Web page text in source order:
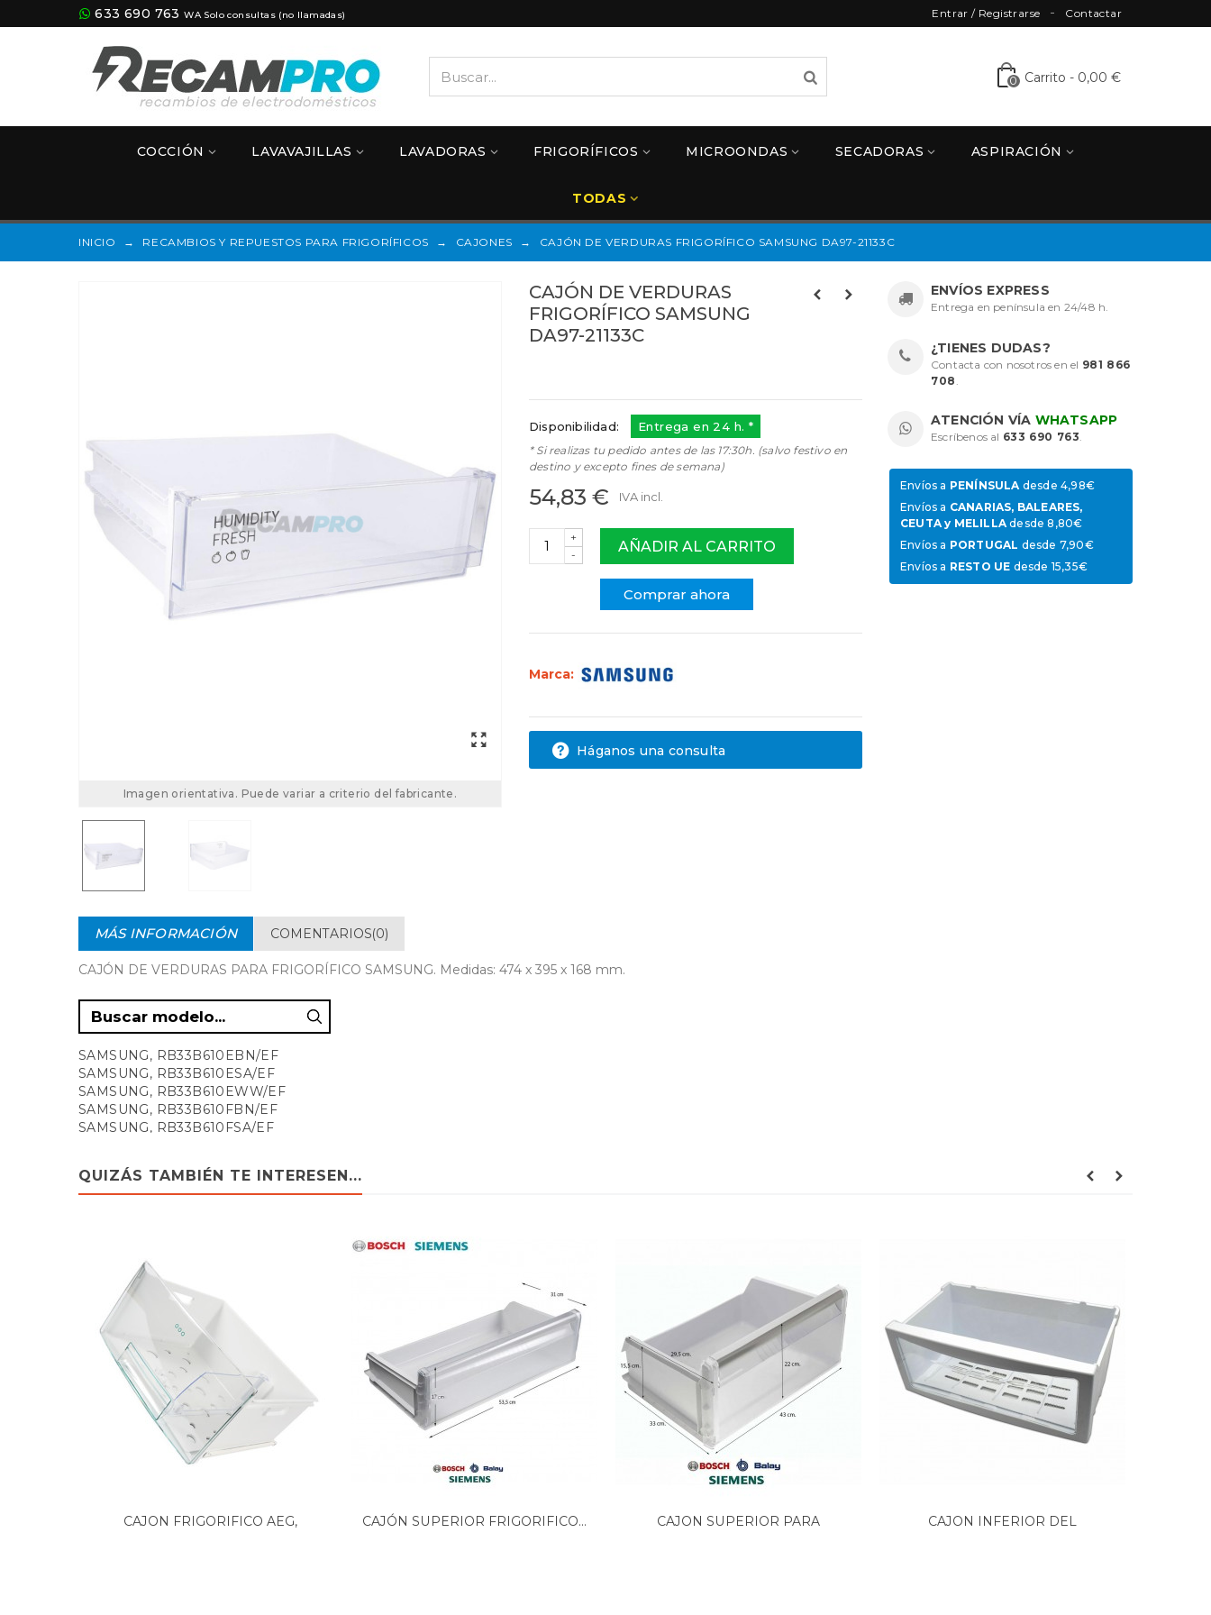
633 690 763 WA Solo consultas (no llamadas) Contactar
Entrar / Registrarse
0 Carrito - 0,00 €
COCCIÓN LAVAVAJILLAS LAVADORAS FRIGORÍFICOS MICROONDAS SECADORAS ASPIRACIÓN
TODAS
INICIO → RECAMBIOS Y REPUESTOS PARA FRIGORÍFICOS → CAJONES → CAJÓN DE VERDURAS FRIGORÍFICO SAMSUNG DA97-21133C
Imagen orientativa. Puede variar a criterio del fabricante.
CAJÓN DE VERDURAS
FRIGORÍFICO SAMSUNG
DA97-21133C
Disponibilidad: Entrega en 24 h. *
* Si realizas tu pedido antes de las 17:30h. (salvo festivo en
destino y excepto fines de semana)
54,83 € IVA incl.
-
+
AÑADIR AL CARRITO
Comprar ahora
Marca:
Háganos una consulta
ENVÍOS EXPRESS
Entrega en península en 24/48 h.
¿TIENES DUDAS?
Contacta con nosotros en el 981 866
708 .
ATENCIÓN VÍA WHATSAPP
Escríbenos al 633 690 763.
Envíos a PENÍNSULAdesde 4,98€
Envíos a CANARIAS, BALEARES,
CEUTA y MELILLAdesde 8,80€
Envíos a PORTUGAL desde 7,90€
Envíos a RESTO UE desde 15,35€
MÁS INFORMACIÓN COMENTARIOS(0)
CAJÓN DE VERDURAS PARA FRIGORÍFICO SAMSUNG. Medidas: 474 x 395 x 168 mm.
SAMSUNG, RB33B610EBN/EF
SAMSUNG, RB33B610ESA/EF
SAMSUNG, RB33B610EWW/EF
SAMSUNG, RB33B610FBN/EF
SAMSUNG, RB33B610FSA/EF
SAMSUNG, RB33B612EBN/EF
SAMSUNG, RB33B612ESA/EF
SAMSUNG, RB33B612EWW/EF
SAMSUNG, RB34A6B0EAP/EF
SAMSUNG, RB34A6B0EAP/EU
SAMSUNG, RB34A6B0EAP/MA
SAMSUNG, RB34A6B0EAP/TR
SAMSUNG, RB34A6B1DCE/EF
SAMSUNG, RB34A6B1DS9/EF
SAMSUNG, RB34A6B2E12/EU
SAMSUNG, RB34A6B2E22/EU
SAMSUNG, RB34A6B2E39/EU
SAMSUNG, RB34A6B2E3P/EU
SAMSUNG, RB34A6B2E3S/EU
SAMSUNG, RB34A6B2ECE/EU
QUIZÁS TAMBIÉN TE INTERESEN...
CAJON FRIGORIFICO AEG,
CAJÓN SUPERIOR FRIGORIFICO...
CAJON SUPERIOR PARA
CAJON INFERIOR DEL